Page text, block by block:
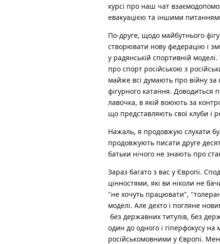
курсі про наш чат
евакуацією та іншими
По-друге, щодо майбутнього
створювати нову федерацію і
у радянській спортивній
про спорт російською з
майже всі думають про війну за
фігурного катання. Доводиться
лавочка, в якій воюють за
що представляють свої клуби і
Нажаль, я продовжую слухати
продовжують писати друге
батьки нічого не знають про
Зараз багато з вас у Європі.
цінностями, які ви ніколи не
"не хочуть працювати",
моделі. Але дехто і погляне
без державних титулів, без
один до одного і гіперфокусу
російськомовними у Європі.